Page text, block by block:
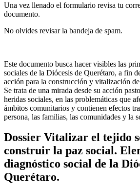
Una vez llenado el formulario revisa tu
documento.
No olvides revisar la bandeja de spam.
Este documento busca hacer visibles las
sociales de la Diócesis de Querétaro, a fin
acción para la construcción y vitalización
Se trata de una mirada desde su acción
heridas sociales, en las problemáticas que
ámbitos comunitarios y contienen efectos
persona, las familias, las comunidades y la
Dossier Vitalizar el tejido
construir la paz social.
diagnóstico social de la
Querétaro.